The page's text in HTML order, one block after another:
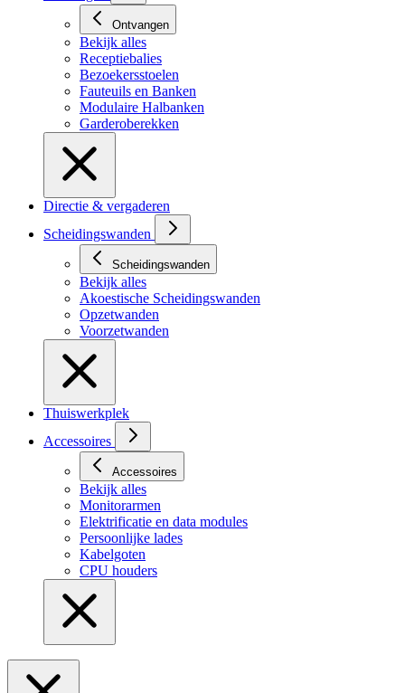
Ontvangen
Bekijk alles
Receptiebalies
Bezoekersstoelen
Fauteuils en Banken
Modulaire Halbanken
Garderoberekken
Directie & vergaderen
Scheidingswanden
Scheidingswanden
Bekijk alles
Akoestische Scheidingswanden
Opzetwanden
Voorzetwanden
Thuiswerkplek
Accessoires
Accessoires
Bekijk alles
Monitorarmen
Elektrificatie en data modules
Persoonlijke lades
Kabelgoten
CPU houders